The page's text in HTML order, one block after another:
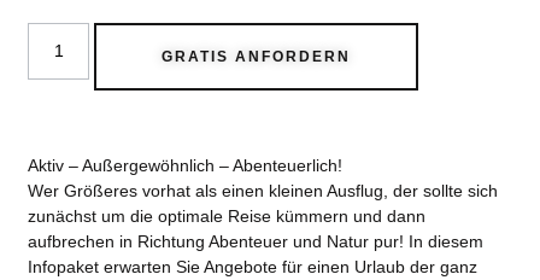
GRATIS ANFORDERN
Aktiv – Außergewöhnlich – Abenteuerlich!
Wer Größeres vorhat als einen kleinen Ausflug, der sollte sich
zunächst um die optimale Reise kümmern und dann
aufbrechen in Richtung Abenteuer und Natur pur! In diesem
Infopaket erwarten Sie Angebote für einen Urlaub der ganz